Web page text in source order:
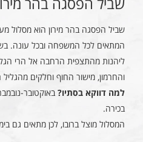
המתאים לכל המשפחה ובכל עונה.
ליהנות מהתצפית הרחבה אל הרי
והחרמון, מישור החוף וחלקים
למה דווקא בסתיו? באוקטובר-
בכירה.
המסלול מוצל ברובו, לכן מתאים גם